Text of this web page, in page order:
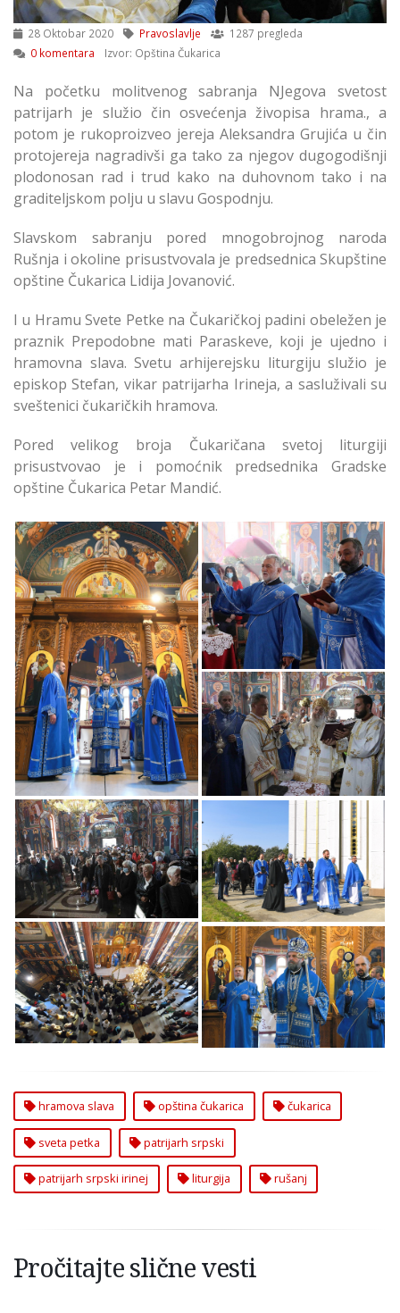
28 Oktobar 2020 Pravoslavlje
1287 pregleda
0 komentara
Izvor: Opština Čukarica
Na početku molitvenog sabranja NJegova svetost
patrijarh je služio čin osvećenja živopisa hrama., a
potom je rukoproizveo jereja Aleksandra Grujića u čin
protojereja nagradivši ga tako za njegov dugogodišnji
plodonosan rad i trud kako na duhovnom tako i na
graditeljskom polju u slavu Gospodnju.
Slavskom sabranju pored mnogobrojnog naroda
Rušnja i okoline prisustvovala je predsednica Skupštine
opštine Čukarica Lidija Jovanović.
I u Hramu Svete Petke na Čukaričkoj padini obeležen je
praznik Prepodobne mati Paraskeve, koji je ujedno i
hramovna slava. Svetu arhijerejsku liturgiju služio je
episkop Stefan, vikar patrijarha Irineja, a sasluživali su
sveštenici čukaričkih hramova.
Pored velikog broja Čukaričana svetoj liturgiji
prisustvovao je i pomoćnik predsednika Gradske
opštine Čukarica Petar Mandić.
Proslavljena Sveta
Petka na Čukarici
Proslavljena Sveta
Petka na Čukarici
Proslavljena Sveta
Petka na Čukarici
Proslavljena Sveta
Petka na Čukarici
Proslavljena Sveta
Petka na Čukarici
Proslavljena Sveta
Petka na Čukarici
Proslavljena Sveta
Petka na Čukarici
hramova slava opština čukarica čukarica
sveta petka patrijarh srpski
patrijarh srpski irinej liturgija rušanj
Pročitajte slične vesti